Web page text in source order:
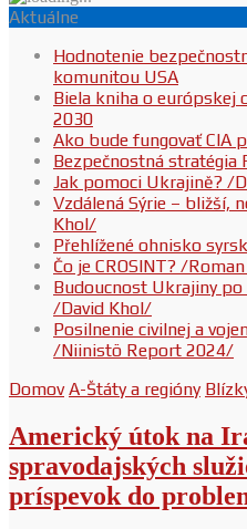
Aktuálne
Hodnotenie
komunitou USA
Biela kniha o európskej
2030
Ako bude fungovať CIA
Bezpečnostná stratégia
Jak pomoci Ukrajině? /
Vzdálená Sýrie – bližší,
Khol/
Přehlížené ohnisko
Čo je CROSINT? /
Budoucnost Ukrajiny
/David Khol/
Posilnenie civilnej a
/Niinistö Report 2024/
Domov A-Štáty a regióny
Americký útok na
spravodajských
príspevok do